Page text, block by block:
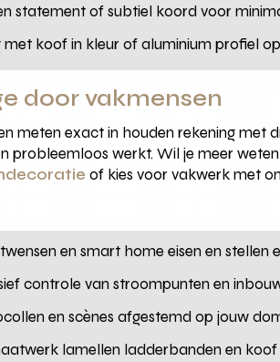
statement of subtiel koord voor
koof in kleur of aluminium profiel
door vakmensen
meten exact in houden rekening met
probleemloos werkt. Wil je meer
of kies voor vakwerk met
en smart home eisen en
controle van stroompunten en
en scènes afgestemd op jouw
lamellen ladderbanden en koof